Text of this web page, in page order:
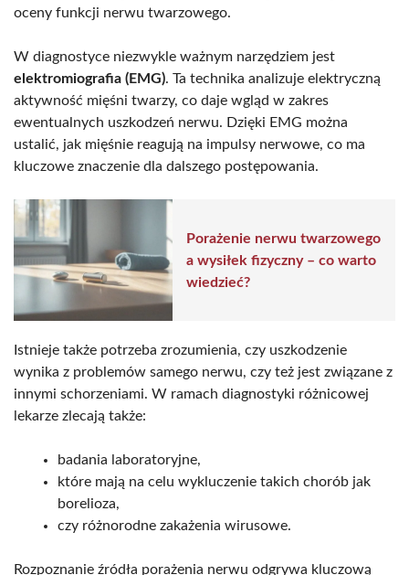
oceny funkcji nerwu twarzowego.
W diagnostyce niezwykle ważnym narzędziem jest
elektromiografia (EMG). Ta technika analizuje elektryczną
aktywność mięśni twarzy, co daje wgląd w zakres
ewentualnych uszkodzeń nerwu. Dzięki EMG można
ustalić, jak mięśnie reagują na impulsy nerwowe, co ma
kluczowe znaczenie dla dalszego postępowania.
Porażenie nerwu twarzowego
a wysiłek fizyczny – co warto
wiedzieć?
Istnieje także potrzeba zrozumienia, czy uszkodzenie
wynika z problemów samego nerwu, czy też jest związane z
innymi schorzeniami. W ramach diagnostyki różnicowej
lekarze zlecają także:
badania laboratoryjne,
które mają na celu wykluczenie takich chorób jak
borelioza,
czy różnorodne zakażenia wirusowe.
Rozpoznanie źródła porażenia nerwu odgrywa kluczową